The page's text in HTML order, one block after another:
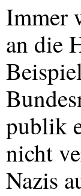
Immer
an die
publik
nicht
Nazis